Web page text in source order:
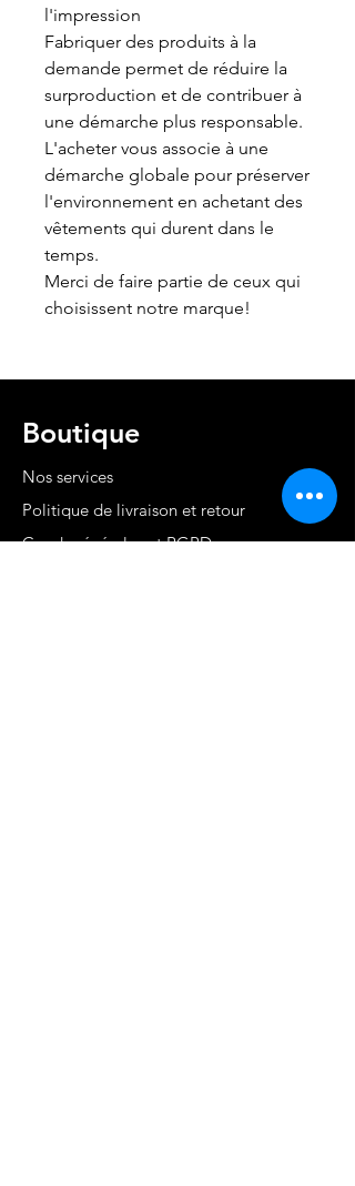
l'impression
Fabriquer des produits à la
demande permet de réduire la
surproduction et de contribuer à
une démarche plus responsable.
L'acheter vous associe à une
démarche globale pour préserver
l'environnement en achetant des
vêtements qui durent dans le
temps.
Merci de faire partie de ceux qui
choisissent notre marque!
Boutique
Nos services
Politique de livraison et retour
Cond. générales et RGPD